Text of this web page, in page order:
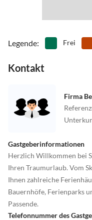
Legende: Frei
Kontakt
Firma
Gastgeberinformationen
Herzlich Willkommen bei
Ihren Traumurlaub. Vom
Ihnen zahlreiche
Bauernhöfe, Ferienparks
Passende.
Telefonnummer des